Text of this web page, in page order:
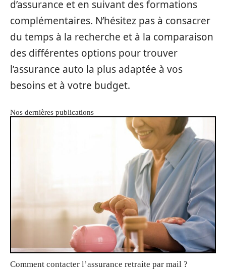
d’assurance et en suivant des formations
complémentaires. N’hésitez pas à consacrer
du temps à la recherche et à la comparaison
des différentes options pour trouver
l’assurance auto la plus adaptée à vos
besoins et à votre budget.
Nos dernières publications
Comment contacter l’assurance retraite par mail ?